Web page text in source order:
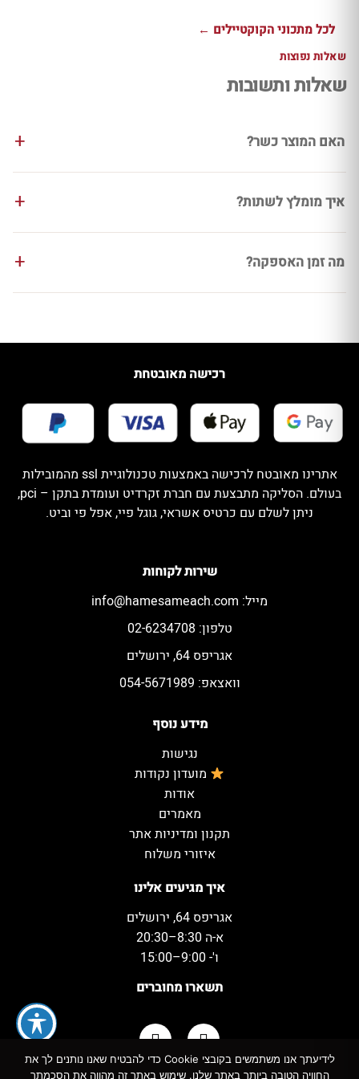
לכל מתכוני הקוקטיילים ←
שאלות נפוצות
שאלות ותשובות
האם המוצר כשר?
איך מומלץ לשתות?
מה זמן האספקה?
איך מגיעים אלינו
אגריפס 64, ירושלים
א-ה 8:30–20:30
ו'- 9:00–15:00
תשארו מחוברים
מידע נוסף
נגישות
מועדון נקודות
אודות
מאמרים
תקנון ומדיניות אתר
איזורי משלוח
שירות לקוחות
מייל: info@hamesameach.com
טלפון: 02-6234708
אגריפס 64, ירושלים
וואצאפ: 054-5671989
רכישה מאובטחת
אתרינו מאובטח לרכישה באמצעות טכנולוגיית ssl מהמובילות
בעולם. הסליקה מתבצעת עם חברת זקרדיט ועומדת בתקן – pci,
ניתן לשלם עם כרטיס אשראי, גוגל פיי, אפל פי וביט.
לידיעתך אנו משתמשים בקובצי Cookie כדי להבטיח שאנו נותנים לך את
החוויה הטובה ביותר באתר שלנו. שימוש באתר זה מהווה את הסכמתך